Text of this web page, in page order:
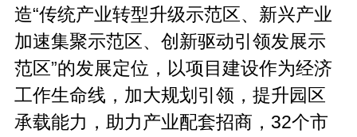
造“传统产业转型升级示范区、新兴产业
加速集聚示范区、创新驱动引领发展示
范区”的发展定位，以项目建设作为经济
工作生命线，加大规划引领，提升园区
承载能力，助力产业配套招商，32个市